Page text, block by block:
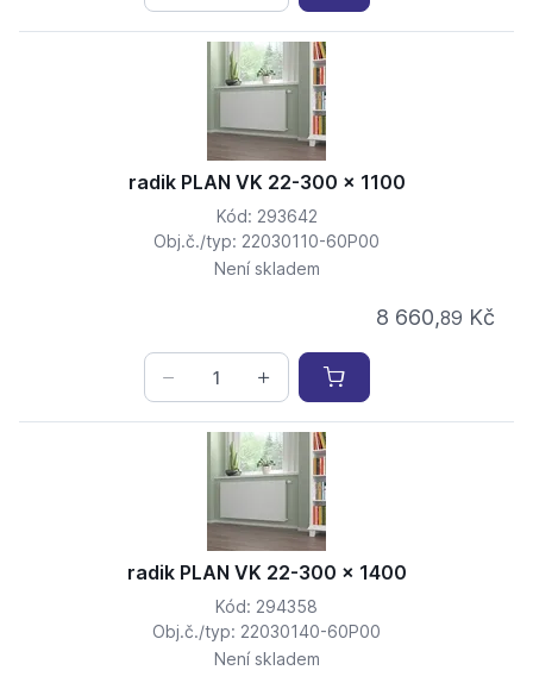
radik PLAN VK 22-300 x 1100
Kód: 293642
Obj.č./typ: 22030110-60P00
Není skladem
8 660,89 Kč
radik PLAN VK 22-300 x 1400
Kód: 294358
Obj.č./typ: 22030140-60P00
Není skladem